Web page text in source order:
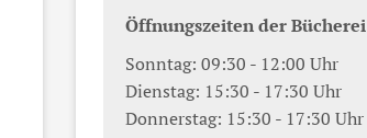
Öffnungszeiten der Bücherei
Sonntag: 09:30 - 12:00 Uhr
Dienstag: 15:30 - 17:30 Uhr
Donnerstag: 15:30 - 17:30 Uhr